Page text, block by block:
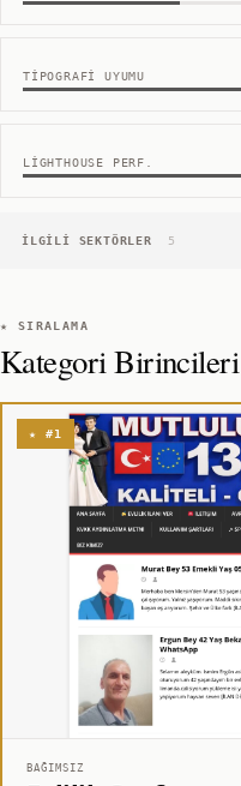
TIPOGRAFI UYUMU
LIGHTHOUSE PERF.
İLGILI SEKTÖRLER 5
★ SIRALAMA
Kategori Birincileri
★ #1
BAĞIMSIZ